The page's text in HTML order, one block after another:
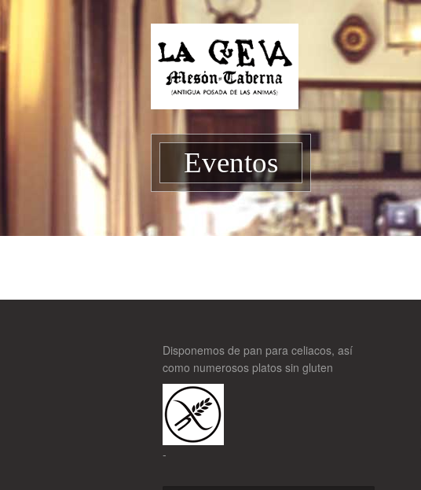
Eventos
Disponemos de pan para celiacos, así
como numerosos platos sin gluten
-